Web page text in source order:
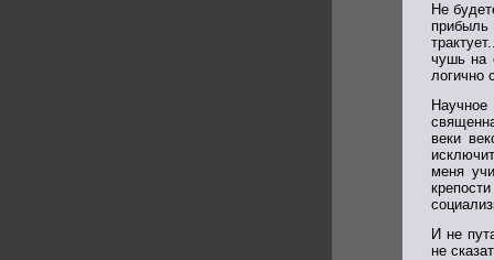
Не
прибыль
чушь на
логично
Научное
веки
меня
И не
не